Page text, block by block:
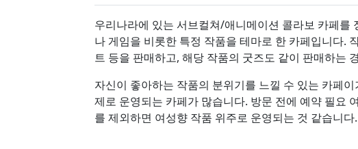
우리나라에 있는 서브컬쳐/애니메이션 콜라보 카페를
나 게임을 비롯한 특정 작품을 테마로 한 카페입니다.
트 등을 판매하고, 해당 작품의 굿즈도 같이 판매하는
자신이 좋아하는 작품의 분위기를 느낄 수 있는 카페
제로 운영되는 카페가 많습니다. 방문 전에 예약 필요
를 제외하면 여성향 작품 위주로 운영되는 것 같습니다.